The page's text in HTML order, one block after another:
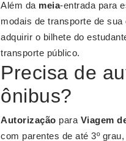
Além da meia-entrada para
modais de transporte de
adquirir o bilhete do
transporte público.
Precisa de
ônibus?
Autorização para Viagem
com parentes de até 3º